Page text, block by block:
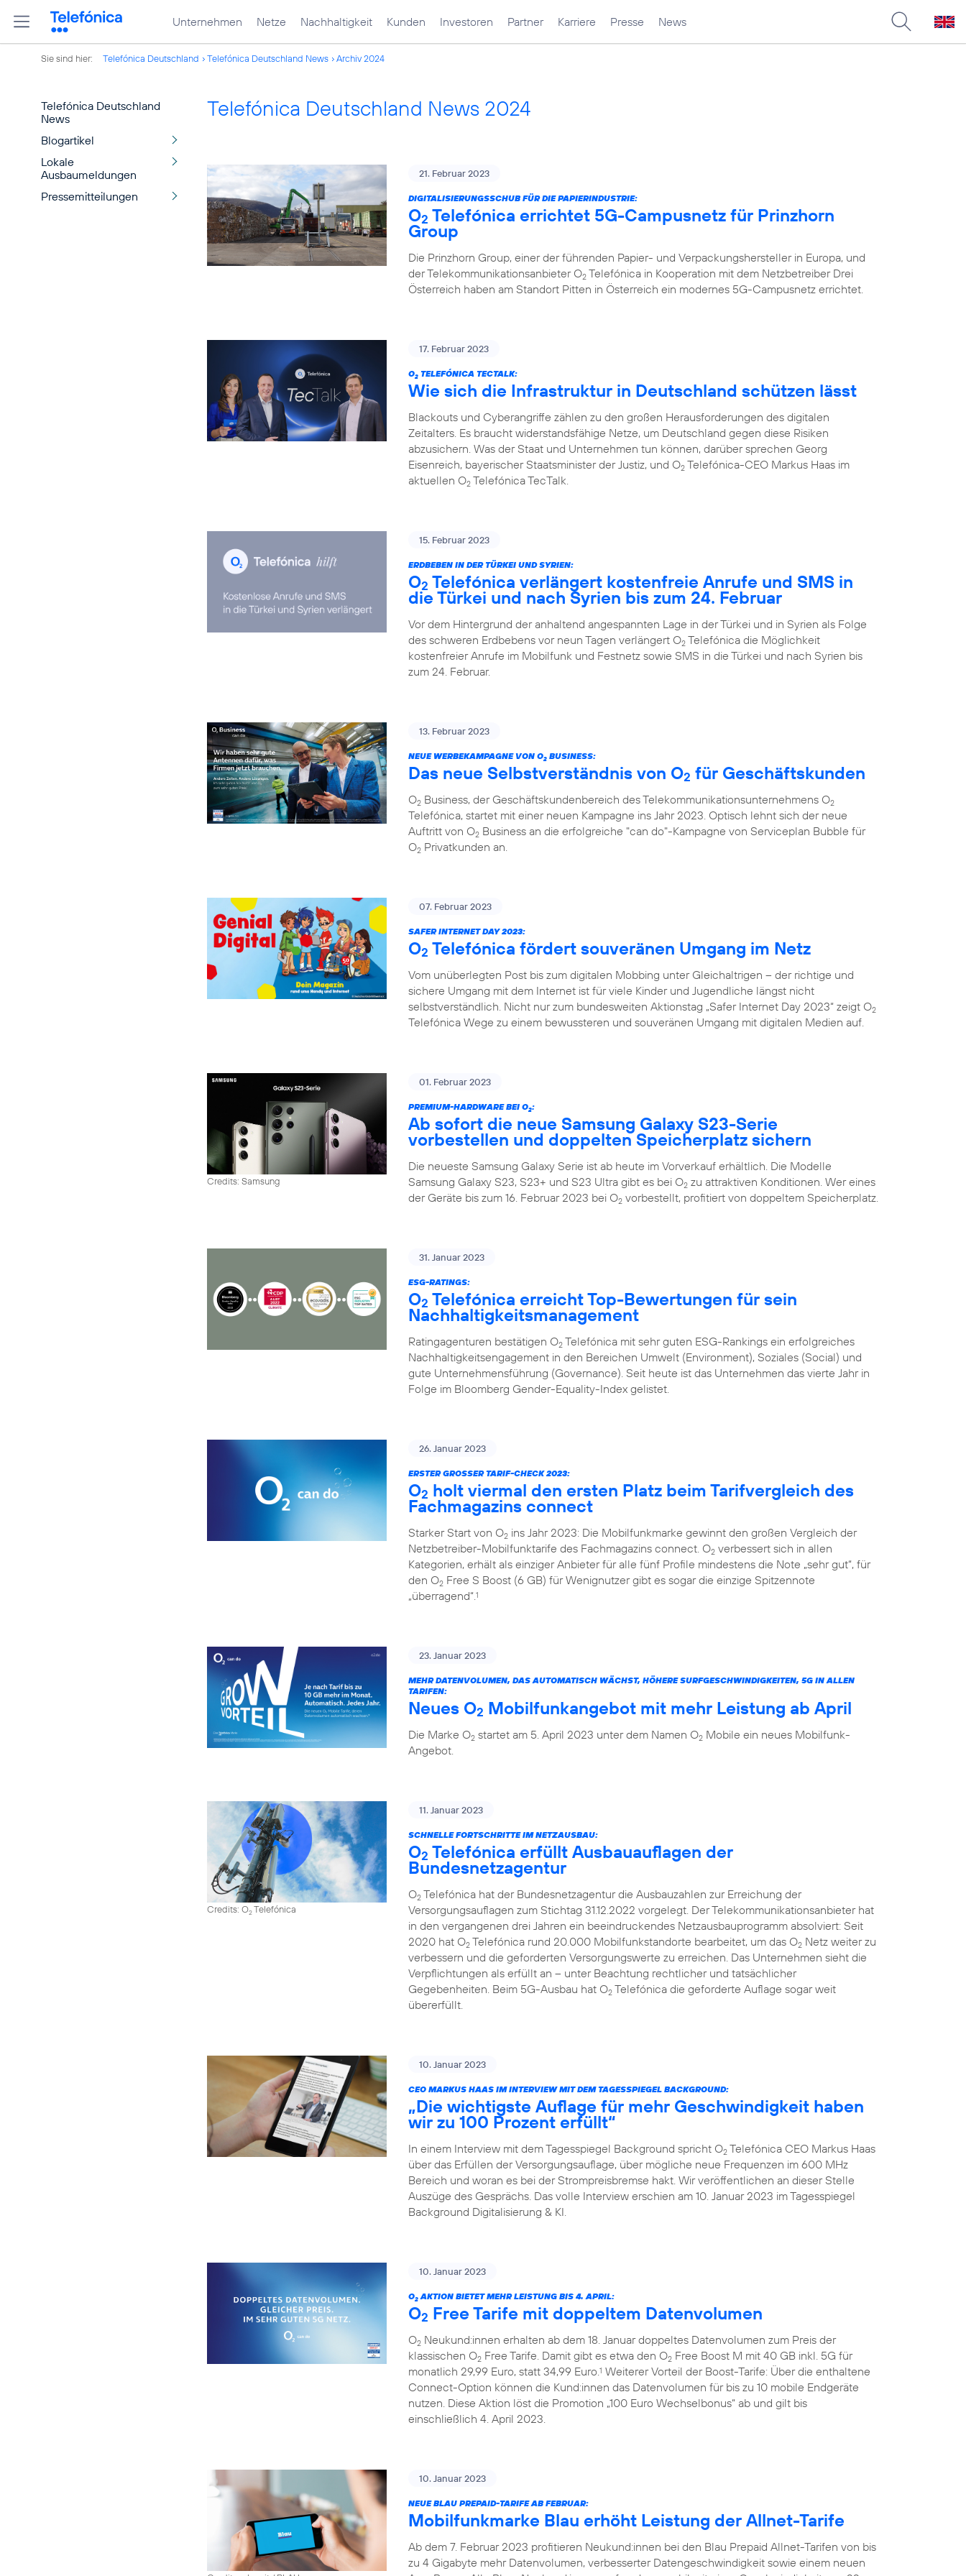
Unternehmen Netze Nachhaltigkeit Kunden Investoren Partner Karriere Presse News
Sie sind hier: Telefónica Deutschland Telefónica Deutschland News Archiv 2024
Telefónica Deutschland
News
Blogartikel
Lokale
Ausbaumeldungen
Pressemitteilungen
Telefónica Deutschland News 2024
21. Februar 2023
DIGITALISIERUNGSSCHUB FÜR DIE PAPIERINDUSTRIE:
O2 Telefónica errichtet 5G-Campusnetz für Prinzhorn
Group
Die Prinzhorn Group, einer der führenden Papier- und Verpackungshersteller in Europa, und
der Telekommunikationsanbieter O2 Telefónica in Kooperation mit dem Netzbetreiber Drei
Österreich haben am Standort Pitten in Österreich ein modernes 5G-Campusnetz errichtet.
17. Februar 2023
O2 TELEFÓNICA TECTALK:
Wie sich die Infrastruktur in Deutschland schützen lässt
Blackouts und Cyberangriffe zählen zu den großen Herausforderungen des digitalen
Zeitalters. Es braucht widerstandsfähige Netze, um Deutschland gegen diese Risiken
abzusichern. Was der Staat und Unternehmen tun können, darüber sprechen Georg
Eisenreich, bayerischer Staatsminister der Justiz, und O2 Telefónica-CEO Markus Haas im
aktuellen O2 Telefónica TecTalk.
15. Februar 2023
ERDBEBEN IN DER TÜRKEI UND SYRIEN:
O2 Telefónica verlängert kostenfreie Anrufe und SMS in
die Türkei und nach Syrien bis zum 24. Februar
Vor dem Hintergrund der anhaltend angespannten Lage in der Türkei und in Syrien als Folge
des schweren Erdbebens vor neun Tagen verlängert O2 Telefónica die Möglichkeit
kostenfreier Anrufe im Mobilfunk und Festnetz sowie SMS in die Türkei und nach Syrien bis
zum 24. Februar.
13. Februar 2023
NEUE WERBEKAMPAGNE VON O2 BUSINESS:
Das neue Selbstverständnis von O2 für Geschäftskunden
O2 Business, der Geschäftskundenbereich des Telekommunikationsunternehmens O2
Telefónica, startet mit einer neuen Kampagne ins Jahr 2023. Optisch lehnt sich der neue
Auftritt von O2 Business an die erfolgreiche "can do"-Kampagne von Serviceplan Bubble für
O2 Privatkunden an.
07. Februar 2023
SAFER INTERNET DAY 2023:
O2 Telefónica fördert souveränen Umgang im Netz
Vom unüberlegten Post bis zum digitalen Mobbing unter Gleichaltrigen – der richtige und
sichere Umgang mit dem Internet ist für viele Kinder und Jugendliche längst nicht
selbstverständlich. Nicht nur zum bundesweiten Aktionstag „Safer Internet Day 2023“ zeigt O2
Telefónica Wege zu einem bewussteren und souveränen Umgang mit digitalen Medien auf.
Credits: Samsung
01. Februar 2023
PREMIUM-HARDWARE BEI O2:
Ab sofort die neue Samsung Galaxy S23-Serie
vorbestellen und doppelten Speicherplatz sichern
Die neueste Samsung Galaxy Serie ist ab heute im Vorverkauf erhältlich. Die Modelle
Samsung Galaxy S23, S23+ und S23 Ultra gibt es bei O2 zu attraktiven Konditionen. Wer eines
der Geräte bis zum 16. Februar 2023 bei O2 vorbestellt, profitiert von doppeltem Speicherplatz.
31. Januar 2023
ESG-RATINGS:
O2 Telefónica erreicht Top-Bewertungen für sein
Nachhaltigkeitsmanagement
Ratingagenturen bestätigen O2 Telefónica mit sehr guten ESG-Rankings ein erfolgreiches
Nachhaltigkeitsengagement in den Bereichen Umwelt (Environment), Soziales (Social) und
gute Unternehmensführung (Governance). Seit heute ist das Unternehmen das vierte Jahr in
Folge im Bloomberg Gender-Equality-Index gelistet.
26. Januar 2023
ERSTER GROSSER TARIF-CHECK 2023:
O2 holt viermal den ersten Platz beim Tarifvergleich des
Fachmagazins connect
Starker Start von O2 ins Jahr 2023: Die Mobilfunkmarke gewinnt den großen Vergleich der
Netzbetreiber-Mobilfunktarife des Fachmagazins connect. O2 verbessert sich in allen
Kategorien, erhält als einziger Anbieter für alle fünf Profile mindestens die Note „sehr gut“, für
den O2 Free S Boost (6 GB) für Wenignutzer gibt es sogar die einzige Spitzennote
„überragend“.1
23. Januar 2023
MEHR DATENVOLUMEN, DAS AUTOMATISCH WÄCHST, HÖHERE SURFGESCHWINDIGKEITEN, 5G IN ALLEN
TARIFEN:
Neues O2 Mobilfunkangebot mit mehr Leistung ab April
Die Marke O2 startet am 5. April 2023 unter dem Namen O2 Mobile ein neues Mobilfunk-
Angebot.
Credits: O2Telefónica
11. Januar 2023
SCHNELLE FORTSCHRITTE IM NETZAUSBAU:
O2 Telefónica erfüllt Ausbauauflagen der
Bundesnetzagentur
O2 Telefónica hat der Bundesnetzagentur die Ausbauzahlen zur Erreichung der
Versorgungsauflagen zum Stichtag 31.12.2022 vorgelegt. Der Telekommunikationsanbieter hat
in den vergangenen drei Jahren ein beeindruckendes Netzausbauprogramm absolviert: Seit
2020 hat O2 Telefónica rund 20.000 Mobilfunkstandorte bearbeitet, um das O2 Netz weiter zu
verbessern und die geforderten Versorgungswerte zu erreichen. Das Unternehmen sieht die
Verpflichtungen als erfüllt an – unter Beachtung rechtlicher und tatsächlicher
Gegebenheiten. Beim 5G-Ausbau hat O2 Telefónica die geforderte Auflage sogar weit
übererfüllt.
10. Januar 2023
CEO MARKUS HAAS IM INTERVIEW MIT DEM TAGESSPIEGEL BACKGROUND:
„Die wichtigste Auflage für mehr Geschwindigkeit haben
wir zu 100 Prozent erfüllt“
In einem Interview mit dem Tagesspiegel Background spricht O2 Telefónica CEO Markus Haas
über das Erfüllen der Versorgungsauflage, über mögliche neue Frequenzen im 600 MHz
Bereich und woran es bei der Strompreisbremse hakt. Wir veröffentlichen an dieser Stelle
Auszüge des Gesprächs. Das volle Interview erschien am 10. Januar 2023 im Tagesspiegel
Background Digitalisierung & KI.
10. Januar 2023
O2 AKTION BIETET MEHR LEISTUNG BIS 4. APRIL:
O2 Free Tarife mit doppeltem Datenvolumen
O2 Neukund:innen erhalten ab dem 18. Januar doppeltes Datenvolumen zum Preis der
klassischen O2 Free Tarife. Damit gibt es etwa den O2 Free Boost M mit 40 GB inkl. 5G für
monatlich 29,99 Euro, statt 34,99 Euro.1 Weiterer Vorteil der Boost-Tarife: Über die enthaltene
Connect-Option können die Kund:innen das Datenvolumen für bis zu 10 mobile Endgeräte
nutzen. Diese Aktion löst die Promotion „100 Euro Wechselbonus“ ab und gilt bis
einschließlich 4. April 2023.
10. Januar 2023
NEUE BLAU PREPAID-TARIFE AB FEBRUAR:
Mobilfunkmarke Blau erhöht Leistung der Allnet-Tarife
Ab dem 7. Februar 2023 profitieren Neukund:innen bei den Blau Prepaid Allnet-Tarifen von bis
zu 4 Gigabyte mehr Datenvolumen, verbesserter Datengeschwindigkeit sowie einem neuen